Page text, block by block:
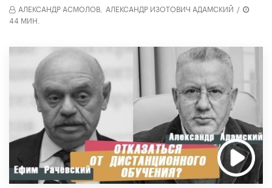
АЛЕКСАНДР АСМОЛОВ, АЛЕКСАНДР ИЗОТОВИЧ АДАМСКИЙ /
44 МИН.